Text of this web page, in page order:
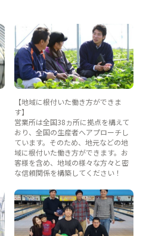
【地域に根付いた働き方ができま
す】
営業所は全国38ヵ所に拠点を構えて
おり、全国の生産者へアプローチし
ています。そのため、地元などの地
域に根付いた働き方ができます。お
客様を含め、地域の様々な方々と密
な信頼関係を構築してください！